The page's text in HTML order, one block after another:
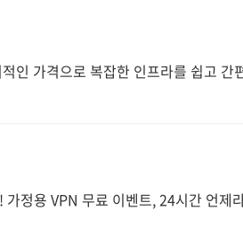
인 가격으로 복잡한 인프라를 쉽고 간
정용 VPN 무료 이벤트, 24시간 언제